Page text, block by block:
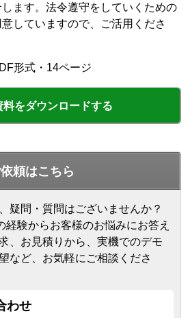
ます。法令遵守をしていくための
していますので、ご活用くださ
形式・14ページ
料をダウンロードする
頼はこちら
疑問・質問はございませんか？
経験からお客様のお悩みにお答え
、お見積りから、実機でのデモ
など、お気軽にご相談くださ
わせ